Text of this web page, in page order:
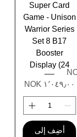
Super Card
Game - Unison
Warrior Series
Set 8 B17
Booster
Display (24
السعر
أضِف إلى